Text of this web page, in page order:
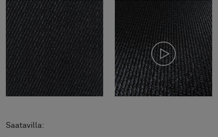
Saatavilla: